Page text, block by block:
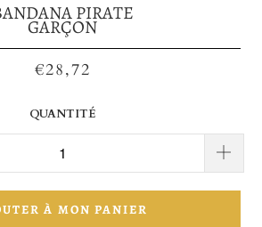
PIRATE
GARÇON
€28,72
QUANTITÉ
À MON PANIER